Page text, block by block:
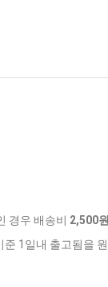
경우 배송비 2,500원
1일내 출고됨을